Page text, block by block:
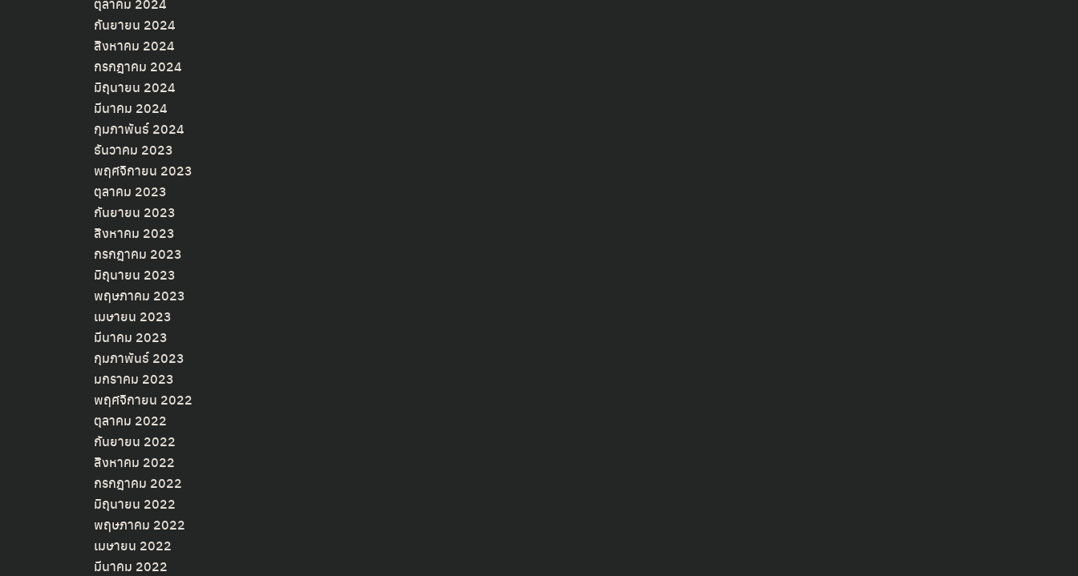
กันยายน 2024
สิงหาคม 2024
กรกฎาคม 2024
มิถุนายน 2024
มีนาคม 2024
กุมภาพันธ์ 2024
ธันวาคม 2023
พฤศจิกายน 2023
ตุลาคม 2023
กันยายน 2023
สิงหาคม 2023
กรกฎาคม 2023
มิถุนายน 2023
พฤษภาคม 2023
เมษายน 2023
มีนาคม 2023
กุมภาพันธ์ 2023
มกราคม 2023
พฤศจิกายน 2022
ตุลาคม 2022
กันยายน 2022
สิงหาคม 2022
กรกฎาคม 2022
มิถุนายน 2022
พฤษภาคม 2022
เมษายน 2022
มีนาคม 2022